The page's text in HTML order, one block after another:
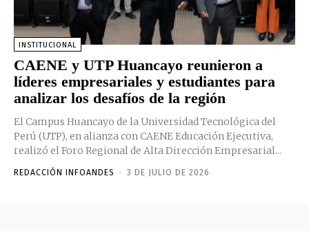
INSTITUCIONAL
CAENE y UTP Huancayo reunieron a
líderes empresariales y estudiantes para
analizar los desafíos de la región
El Campus Huancayo de la Universidad Tecnológica del
Perú (UTP), en alianza con CAENE Educación Ejecutiva,
realizó el Foro Regional de Alta Dirección Empresarial...
REDACCIÓN INFOANDES - 3 DE JULIO DE 2026